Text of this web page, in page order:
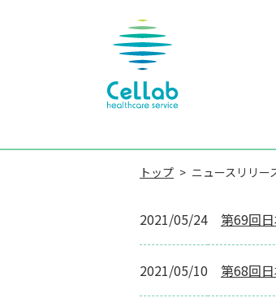
トップ ニュースリリー
2021/05/24 第69回
2021/05/10 第68回